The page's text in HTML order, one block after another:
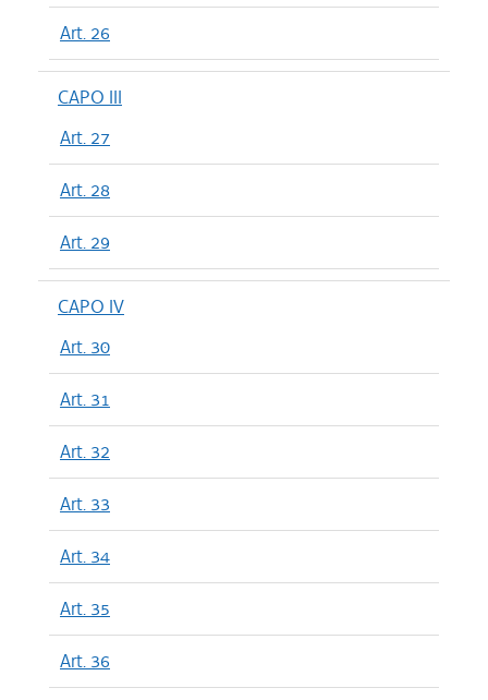
Art. 26
CAPO III
Art. 27
Art. 28
Art. 29
CAPO IV
Art. 30
Art. 31
Art. 32
Art. 33
Art. 34
Art. 35
Art. 36